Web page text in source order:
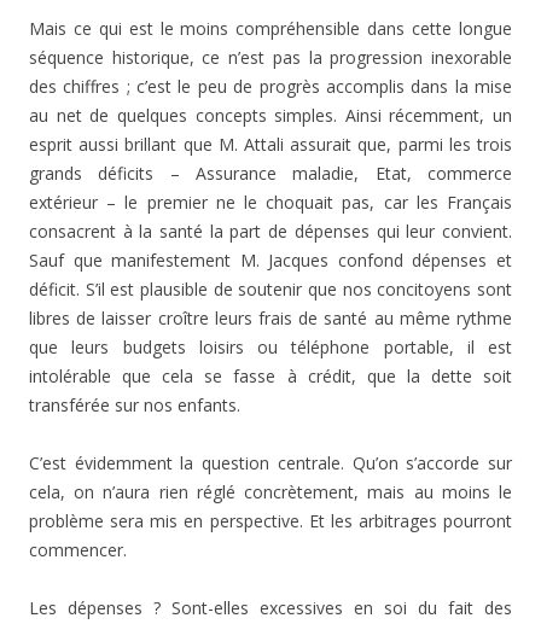
Mais ce qui est le moins compréhensible dans cette longue
séquence historique, ce n’est pas la progression inexorable
des chiffres ; c’est le peu de progrès accomplis dans la mise
au net de quelques concepts simples. Ainsi récemment, un
esprit aussi brillant que M. Attali assurait que, parmi les trois
grands déficits – Assurance maladie, Etat, commerce
extérieur – le premier ne le choquait pas, car les Français
consacrent à la santé la part de dépenses qui leur convient.
Sauf que manifestement M. Jacques confond dépenses et
déficit. S’il est plausible de soutenir que nos concitoyens sont
libres de laisser croître leurs frais de santé au même rythme
que leurs budgets loisirs ou téléphone portable, il est
intolérable que cela se fasse à crédit, que la dette soit
transférée sur nos enfants.
C’est évidemment la question centrale. Qu’on s’accorde sur
cela, on n’aura rien réglé concrètement, mais au moins le
problème sera mis en perspective. Et les arbitrages pourront
commencer.
Les dépenses ? Sont-elles excessives en soi du fait des